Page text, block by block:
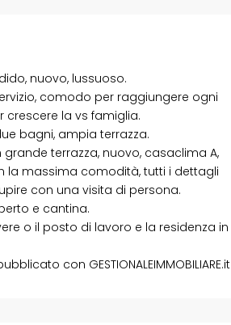
nuovo, lussuoso.
comodo per raggiungere ogni
crescere la vs famiglia.
bagni, ampia terrazza.
terrazza, nuovo, casaclima A,
la massima comodità, tutti i dettagli
con una visita di persona.
e cantina.
o il posto di lavoro e la residenza in
con GESTIONALEIMMOBILIARE.it